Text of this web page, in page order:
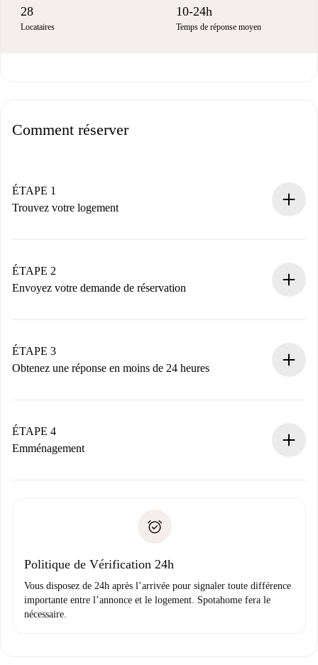
28
Locataires
10-24h
Temps de réponse moyen
Comment réserver
ÉTAPE 1
Trouvez votre logement
Vous disposez à l’avance de toutes les informations
nécessaires.
ÉTAPE 2
Envoyez votre demande de réservation
Nous ne vous facturerons rien tant que le propriétaire
n’aura pas accepté.
ÉTAPE 3
Obtenez une réponse en moins de 24 heures
contact avec le propriétaire.
Si refusé : aucun prélèvement et nous vous proposerons
Justificatif de solvabilité
ÉTAPE 4
Emménagement
uniquement si aucun problème n'est signalé.
Politique de Vérification 24h
Vous disposez de 24h après l’arrivée pour signaler toute différence
importante entre l’annonce et le logement. Spotahome fera le
nécessaire.